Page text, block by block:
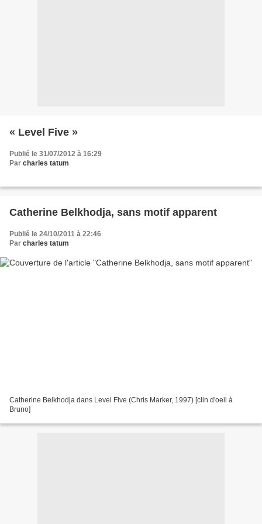
« Level Five »
Publié le 31/07/2012 à 16:29
Par charles tatum
Catherine Belkhodja, sans motif apparent
Publié le 24/10/2011 à 22:46
Par charles tatum
Catherine Belkhodja dans Level Five (Chris Marker, 1997) [clin d'oeil à
Bruno]